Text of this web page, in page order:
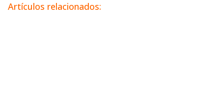
Artículos relacionados: